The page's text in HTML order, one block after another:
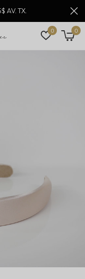
0 0
AV. TX.